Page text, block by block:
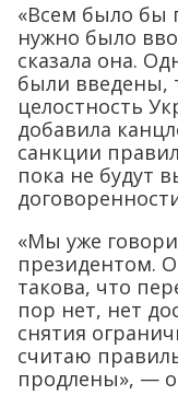
«Всем было бы
нужно было
сказала она.
были введены,
целостность
добавила
санкции
пока не будут
«Мы уже
президентом.
такова, что
пор нет, нет
снятия
считаю
продлены», —